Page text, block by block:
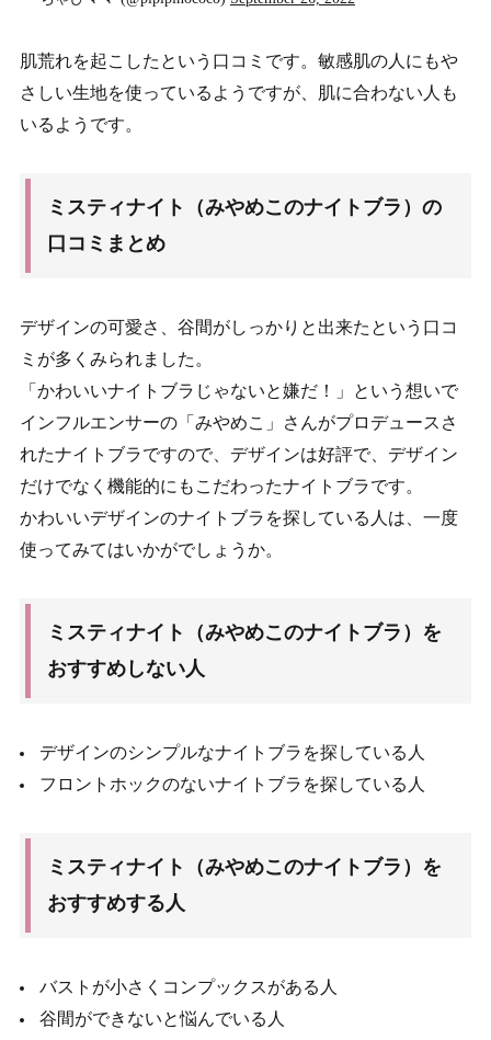
肌荒れを起こしたという口コミです。敏感肌の人にもや
さしい生地を使っているようですが、肌に合わない人も
いるようです。
ミスティナイト（みやめこのナイトブラ）の
口コミまとめ
デザインの可愛さ、谷間がしっかりと出来たという口コ
ミが多くみられました。
「かわいいナイトブラじゃないと嫌だ！」という想いで
インフルエンサーの「みやめこ」さんがプロデュースさ
れたナイトブラですので、デザインは好評で、デザイン
だけでなく機能的にもこだわったナイトブラです。
かわいいデザインのナイトブラを探している人は、一度
使ってみてはいかがでしょうか。
ミスティナイト（みやめこのナイトブラ）を
おすすめしない人
デザインのシンプルなナイトブラを探している人
フロントホックのないナイトブラを探している人
ミスティナイト（みやめこのナイトブラ）を
おすすめする人
バストが小さくコンプックスがある人
谷間ができないと悩んでいる人